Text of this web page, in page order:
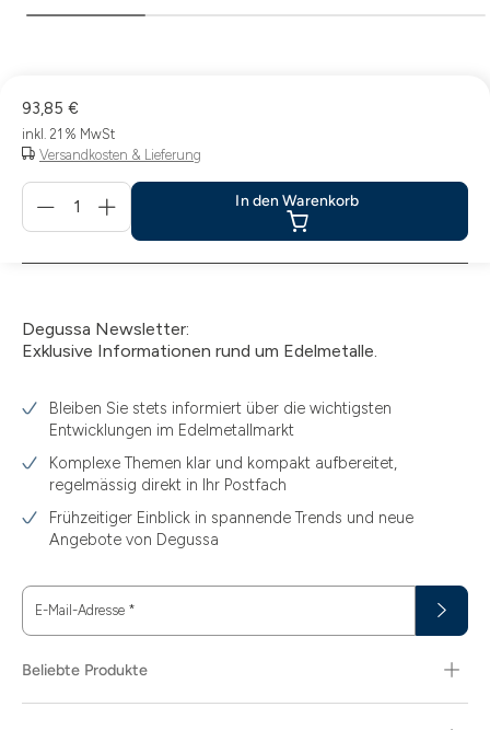
verfügbar
93,85 €
inkl. 21 % MwSt
Versandkosten & Lieferung
In
Warenkorb
In den Warenkorb
Degussa Newsletter:
Exklusive Informationen rund um Edelmetalle.
Bleiben Sie stets informiert über die wichtigsten
Entwicklungen im Edelmetallmarkt
Komplexe Themen klar und kompakt aufbereitet,
regelmässig direkt in Ihr Postfach
Frühzeitiger Einblick in spannende Trends und neue
Angebote von Degussa
E-Mail-Adresse *
Beliebte Produkte